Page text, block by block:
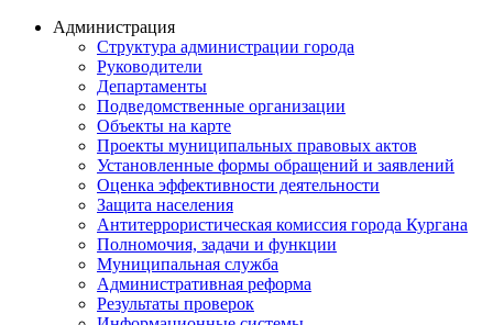
Администрация
Структура администрации города
Руководители
Департаменты
Подведомственные организации
Объекты на карте
Проекты муниципальных правовых актов
Установленные формы обращений и заявлений
Оценка эффективности деятельности
Защита населения
Антитеррористическая комиссия города Кургана
Полномочия, задачи и функции
Муниципальная служба
Административная реформа
Результаты проверок